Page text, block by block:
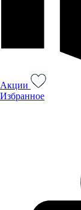
Акции
Избранное